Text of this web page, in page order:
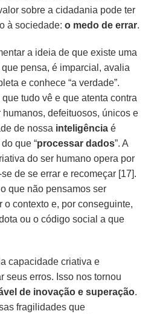
sobre a cidadania pode ter
à sociedade:o medo de errar.
a ideia de que existe uma
que pensa, é imparcial, avalia
e conhece “a verdade”.
tudo vê e que atenta contra
defeituosos, únicos e
de nossa inteligência é
que “processar dados”. A
do ser humano opera por
de se errar e recomeçar [17].
que não pensamos ser
o contexto e, por conseguinte,
ou o código social a que
capacidade criativa e
seus erros. Isso nos tornou
de inovação e superação.
fragilidades que